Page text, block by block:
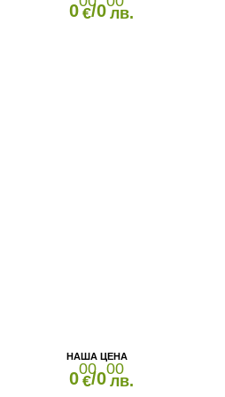
0 €/0 лв.
000
€/000
лв.